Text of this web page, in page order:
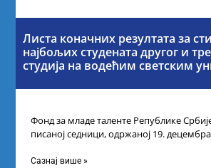
Листа коначних резултата за
најбољих студената другог и
студија на водећим светским
Фонд за младе таленте Републике
писаној седници, одржаној 19.
Сазнај више »